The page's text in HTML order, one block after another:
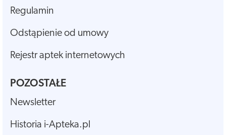
Regulamin
Odstąpienie od umowy
Rejestr aptek internetowych
POZOSTAŁE
Newsletter
Historia i-Apteka.pl